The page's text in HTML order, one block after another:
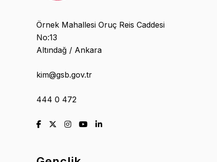
Örnek Mahallesi Oruç Reis Caddesi
No:13
Altındağ / Ankara
kim@gsb.gov.tr
444 0 472